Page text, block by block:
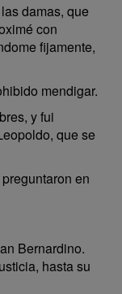
damas, que
con
fijamente,
mendigar.
y fui
que se
en
Bernardino.
hasta su